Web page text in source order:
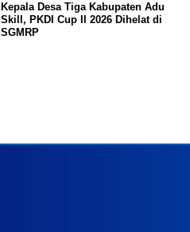
Kepala Desa Tiga Kabupaten Adu
Skill, PKDI Cup II 2026 Dihelat di
SGMRP